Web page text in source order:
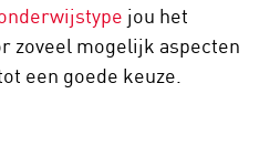
jou het
zoveel mogelijk aspecten
een goede keuze.